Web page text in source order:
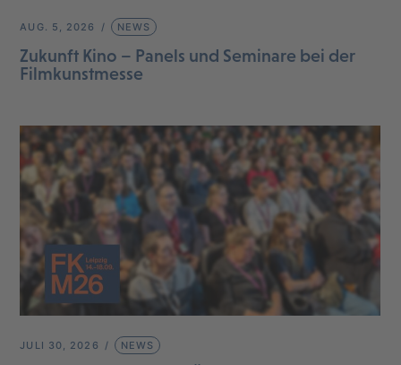
AUG. 5, 2026 NEWS
Zukunft Kino – Panels und Seminare bei der
Filmkunstmesse
JULI 30, 2026 NEWS